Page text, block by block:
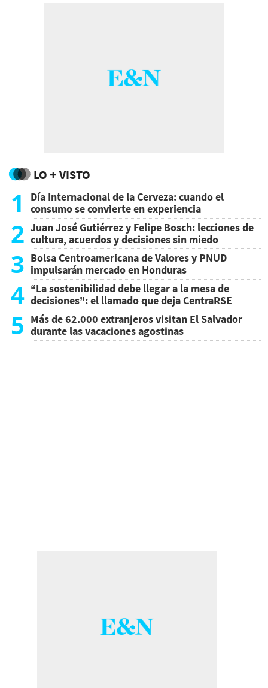
LO + VISTO
1
Día Internacional de la Cerveza: cuando el
consumo se convierte en experiencia
2 Juan José Gutiérrez y Felipe Bosch: lecciones de
cultura, acuerdos y decisiones sin miedo
3 Bolsa Centroamericana de Valores y PNUD
impulsarán mercado en Honduras
4 “La sostenibilidad debe llegar a la mesa de
decisiones”: el llamado que deja CentraRSE
5 Más de 62.000 extranjeros visitan El Salvador
durante las vacaciones agostinas